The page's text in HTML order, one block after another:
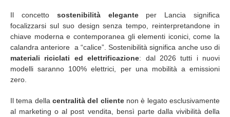
Il concetto sostenibilità eleganteper Lancia significa
focalizzarsi sul suo design senza tempo, reinterpretandone in
chiave moderna e contemporanea gli elementi iconici, come la
calandra anteriore a “calice”. Sostenibilità significa anche uso di
materiali riciclati ed elettrificazione: dal 2026 tutti i nuovi
modelli saranno 100% elettrici, per una mobilità a emissioni
zero.
Il tema della centralità del clientenon è legato esclusivamente
al marketing o al post vendita, bensì parte dalla vivibilità della